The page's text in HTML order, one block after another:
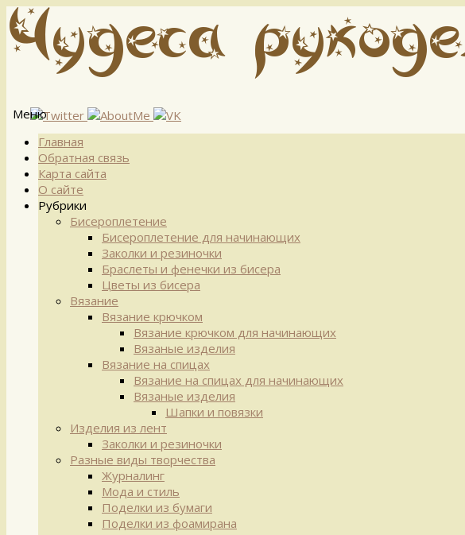
Меню
Перейти
содержимому
Главная
Обратная связь
Карта сайта
О сайте
Рубрики
Бисероплетение
Бисероплетение для начинающих
Заколки и резиночки
Браслеты и фенечки из бисера
Цветы из бисера
Вязание
Вязание крючком
Вязание крючком для начинающих
Вязаные изделия
Вязание на спицах
Вязание на спицах для начинающих
Вязаные изделия
Шапки и повязки
Изделия из лент
Заколки и резиночки
Разные виды творчества
Журналинг
Мода и стиль
Поделки из бумаги
Поделки из фоамирана